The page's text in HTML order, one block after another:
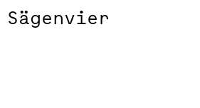
Sägenvier